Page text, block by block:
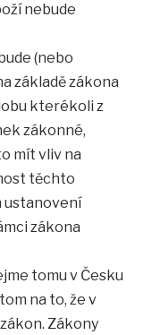
nebude
(nebo
základě zákona
kterékoli z
zákonné,
mít vliv na
těchto
ustanovení
zákona
tomu v Česku
na to, že v
Zákony